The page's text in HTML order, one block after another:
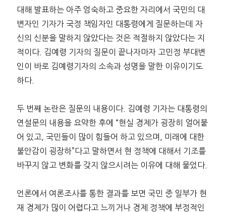
대해 발표하는 아주 엄숙하고 중요한 자리에서 국민의 대
변자인 기자가 국정 책임자인 대통령에게 질문하는데 자
신의 신분을 말하지 않았다는 것은 적절하지 않았다는 지
적이다. 김예령 기자의 질문이 끝나자마자 고민정 부대변
인이 바로 김예령기자의 소속과 성명을 말한 이유이기도
하다.
두 번째 논란은 질문의 내용이다. 김예령 기자는 대통령의
연설문의 내용을 요약한 후에 “현실 경제가 굉장히 얼어붙
어 있고, 국민들이 많이 힘들어 하고 있으며, 미래에 대한
불안감이 굉장하”다고 말하면서 현 정책에 대해서 기조를
바꾸지 않고 변화를 갖지 않으시려는 이유에 대해 물었다.
언론에서 여론조사를 통한 결과를 보면 국민 중 일부가 현
재 경제가 많이 어렵다고 느끼거나 경제 정책에 부정적인